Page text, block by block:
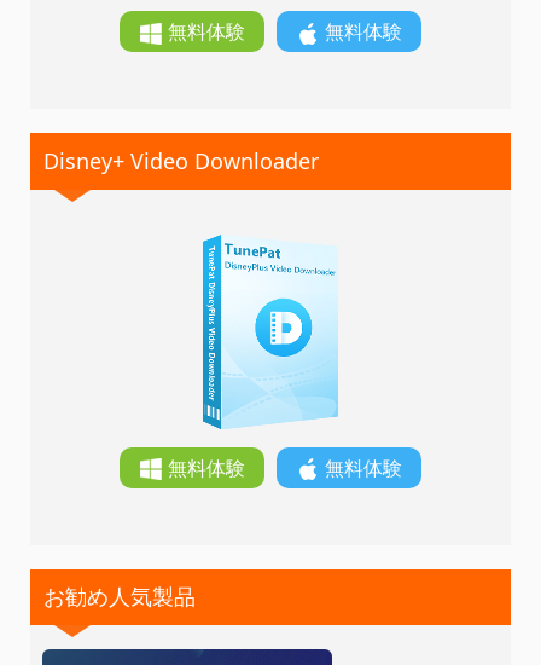
無料体験 無料体験
Disney+ Video Downloader
無料体験 無料体験
お勧め人気製品